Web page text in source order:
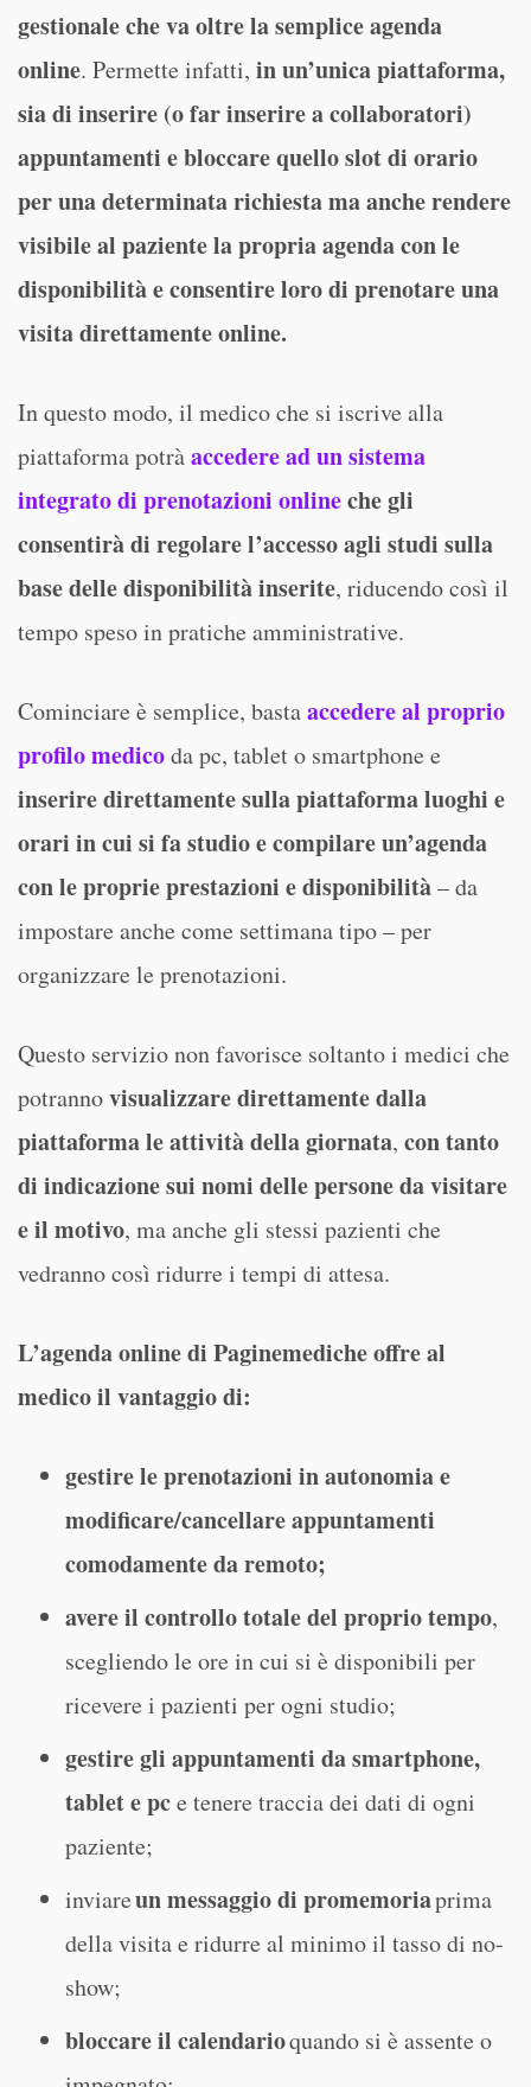
gestionale che va oltre la semplice agenda
online. Permette infatti, in un’unica piattaforma,
sia di inserire (o far inserire a collaboratori)
appuntamenti e bloccare quello slot di orario
per una determinata richiesta ma anche rendere
visibile al paziente la propria agenda con le
disponibilità e consentire loro di prenotare una
visita direttamente online.
In questo modo, il medico che si iscrive alla
piattaforma potràaccedere ad un sistema
integrato di prenotazioni onlineche gli
consentirà di regolare l’accesso agli studi sulla
base delle disponibilità inserite, riducendo così il
tempo speso in pratiche amministrative.
Cominciare è semplice, bastaaccedere al proprio
profilo medicoda pc, tablet o smartphone e
inserire direttamente sulla piattaforma luoghi e
orari in cui si fa studio e compilare un’agenda
con le proprie prestazioni e disponibilità– da
impostare anche come settimana tipo – per
organizzare le prenotazioni.
Questo servizio non favorisce soltanto i medici che
potrannovisualizzare direttamente dalla
piattaforma le attività della giornata, con tanto
di indicazione sui nomi delle persone da visitare
e il motivo, ma anche gli stessi pazienti che
vedranno così ridurre i tempi di attesa.
L’agenda online di Paginemediche offre al
medico il vantaggio di:
gestire le prenotazioni in autonomia e
modificare/cancellare appuntamenti
comodamente da remoto;
avere il controllo totale del proprio tempo,
scegliendo le ore in cui si è disponibili per
ricevere i pazienti per ogni studio;
gestire gli appuntamenti da smartphone,
tablet e pce tenere traccia dei dati di ogni
paziente;
inviareun messaggio di promemoriaprima
della visita e ridurre al minimo il tasso di no-
show;
bloccare il calendarioquando si è assente o